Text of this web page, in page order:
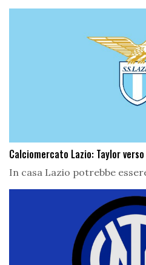
Calciomercato Lazio: Taylor
In casa Lazio potrebbe